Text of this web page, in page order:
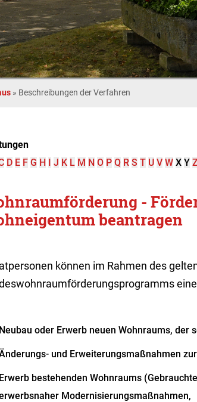
» Beschreibungen der Verfahren
D E F G H I J K L M N O P Q R S T U V W X Y Z
-
beantragen
können im Rahmen des
oder Erwerb neuen Wohnraums, der
und Erweiterungsmaßnahmen
bestehenden Wohnraums
Modernisierungsmaßnahmen,